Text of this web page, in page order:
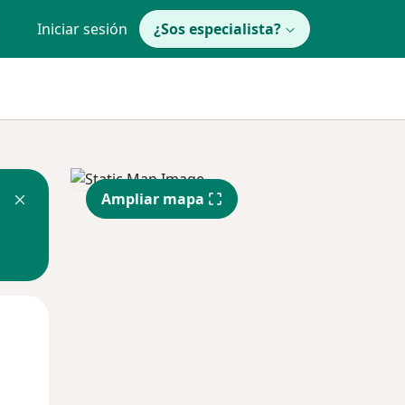
Iniciar sesión ¿Sos especialista?
Ampliar mapa